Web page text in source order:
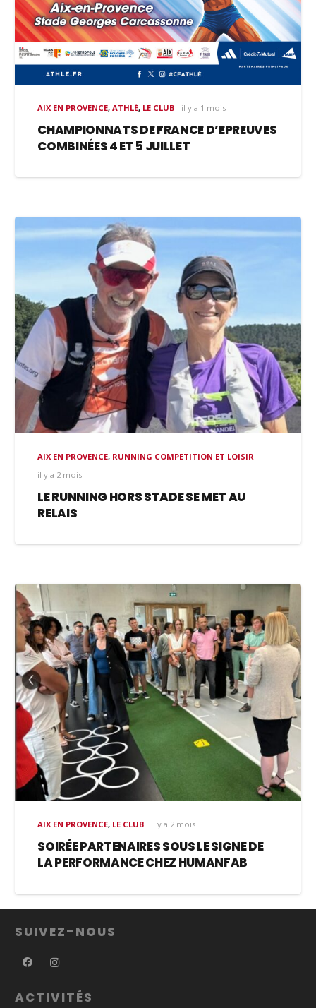
AIX EN PROVENCE,ATHLÉ, LE CLUB il y a 1 mois
CHAMPIONNATS DE FRANCE D’EPREUVES
COMBINÉES 4 ET 5 JUILLET
AIX EN PROVENCE, RUNNING COMPETITION ET LOISIR
il y a 2 mois
LE RUNNING HORS STADE SE MET AU
RELAIS
AIX EN PROVENCE, LE CLUB il y a 2 mois
SOIRÉE PARTENAIRES SOUS LE SIGNE DE
LA PERFORMANCE CHEZ HUMANFAB
SUIVEZ-NOUS
ACTIVITÉS